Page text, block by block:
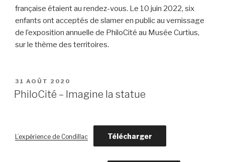
française étaient au rendez-vous. Le 10 juin 2022, six
enfants ont acceptés de slamer en public au vernissage
de l’exposition annuelle de PhiloCité au Musée Curtius,
sur le thème des territoires.
PUBLIÉ
LE
31 AOÛT 2020
PhiloCité – Imagine la statue
L’expérience de Condillac Télécharger